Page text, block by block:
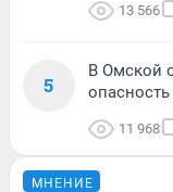
13 566
5
В Омской
11 968
МНЕНИЕ